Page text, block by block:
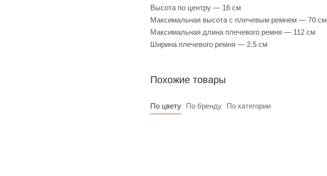
Высота по центру — 16 см
Максимальная высота с плечевым ремнем — 70 см
Максимальная длина плечевого ремня — 112 см
Ширина плечевого ремня — 2.5 см
Похожие товары
По цвету По бренду По категории